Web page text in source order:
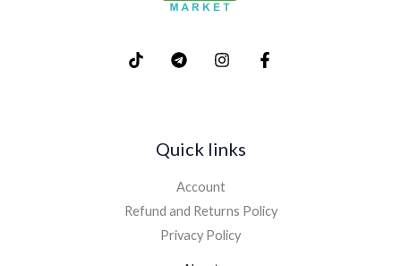
Quick links
Account
Refund and Returns Policy
Privacy Policy